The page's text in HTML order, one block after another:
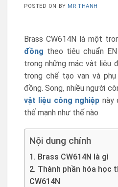
POSTED ON BY MR THANH
Brass CW614N là một
đồng theo tiêu chuẩn
trong những mác vật liệu
trong chế tạo van và
đồng. Song, nhiều người
vật liệu công nghiệp này
thế mạnh như thế nào
Nội dung chính
1. Brass CW614N là gì
2. Thành phần hóa học
CW614N